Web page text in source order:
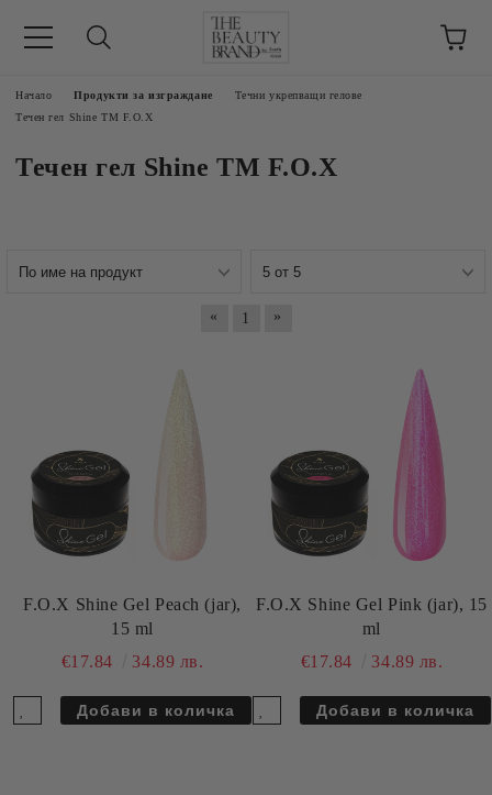
Начало Продукти за изграждане
Течни укрепващи гелове
Течен гел Shine TM F.O.X
Течен гел Shine TM F.O.X
« 1 »
F.O.X Shine Gel Peach (jar),
15 ml
€17.84
34.89 лв.
F.O.X Shine Gel Pink (jar), 15
ml
€17.84
34.89 лв.